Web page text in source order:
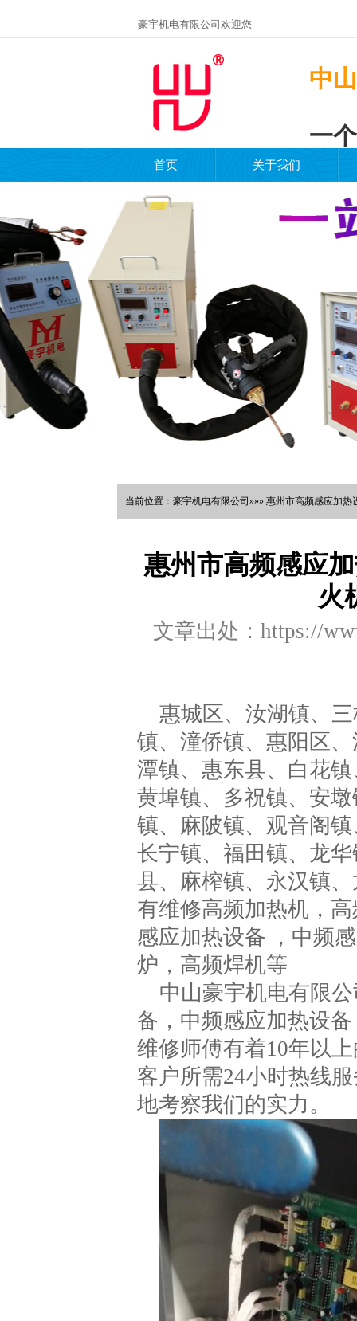
豪宇机电有限公司欢迎您
中
一
首页 关于我们
当前位置：豪宇机电有限公司»»» 惠州市高频感应加
惠州市高频感应
火
文章出处：https://
惠城区、汝湖镇、
镇、潼侨镇、惠阳区
潭镇、惠东县、白花
黄埠镇、多祝镇、安
镇、麻陂镇、观音阁
长宁镇、福田镇、龙
县、麻榨镇、永汉镇
有维修高频加热机，
感应加热设备 ，中频
炉，高频焊机等
中山豪宇机电有限
备，中频感应加热设
维修师傅有着10年以
客户所需24小时热线
地考察我们的实力。